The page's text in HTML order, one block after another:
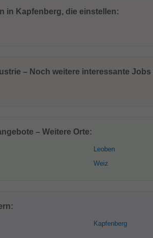
in Kapfenberg, die einstellen:
– Noch weitere interessante
– Weitere Orte:
Leoben
Weiz
Kapfenberg